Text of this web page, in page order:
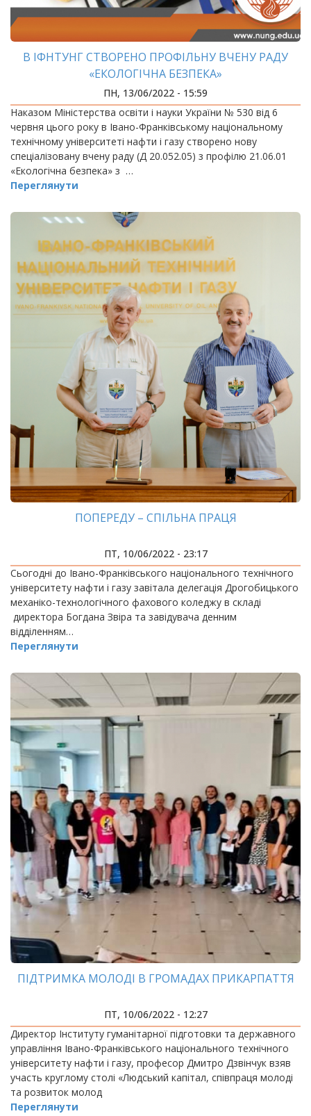
В ІФНТУНГ СТВОРЕНО ПРОФІЛЬНУ ВЧЕНУ РАДУ
«ЕКОЛОГІЧНА БЕЗПЕКА»
ПН, 13/06/2022 - 15:59
Наказом Міністерства освіти і науки України № 530 від 6
червня цього року в Івано-Франківському національному
технічному університеті нафти і газу створено нову
спеціалізовану вчену раду (Д 20.052.05) з профілю 21.06.01
«Екологічна безпека» з …
Переглянути
ПОПЕРЕДУ – СПІЛЬНА ПРАЦЯ
ПТ, 10/06/2022 - 23:17
Сьогодні до Івано-Франківського національного технічного
університету нафти і газу завітала делегація Дрогобицького
механіко-технологічного фахового коледжу в складі
директора Богдана Звіра та завідувача денним
відділенням…
Переглянути
ПІДТРИМКА МОЛОДІ В ГРОМАДАХ ПРИКАРПАТТЯ
ПТ, 10/06/2022 - 12:27
Директор Інституту гуманітарної підготовки та державного
управління Івано-Франківського національного технічного
університету нафти і газу, професор Дмитро Дзвінчук взяв
участь круглому столі «Людський капітал, співпраця молоді
та розвиток молод
Переглянути